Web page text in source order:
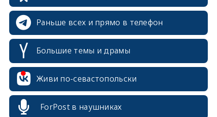
Раньше всех и прямо в телефон
Большие темы и драмы
Живи по-севастопольски
ForPost в наушниках